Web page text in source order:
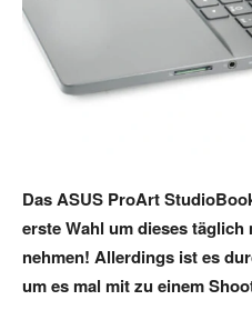
Das ASUS ProArt
erste Wahl um dieses
nehmen! Allerdings ist es
um es mal mit zu einem